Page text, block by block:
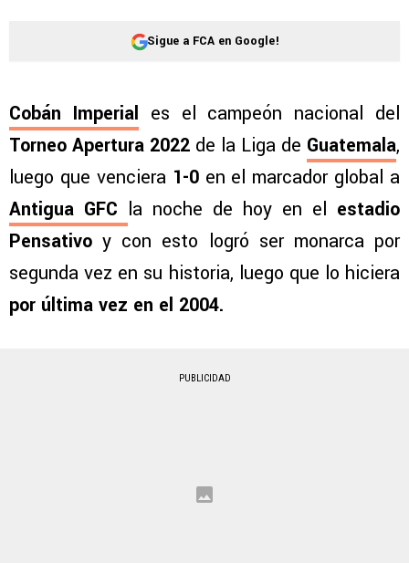
Sigue a FCA en Google!
Cobán Imperial es el campeón nacional del
Torneo Apertura 2022 de la Liga de Guatemala,
luego que venciera 1-0 en el marcador global a
Antigua GFC la noche de hoy en el estadio
Pensativo y con esto logró ser monarca por
segunda vez en su historia, luego que lo hiciera
por última vez en el 2004.
PUBLICIDAD